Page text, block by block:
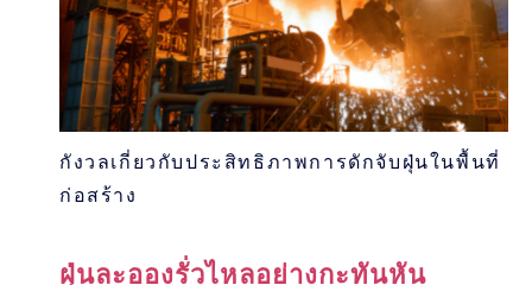
กังวลเกี่ยวกับประสิทธิภาพการดักจับฝุ่นในพื้นที่
ก่อสร้าง
ฝุ่นละอองรั่วไหลอย่างกะทันหัน